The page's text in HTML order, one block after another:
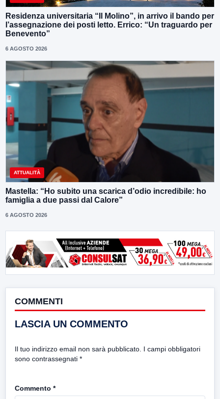
Residenza universitaria “Il Molino”, in arrivo il bando per
l’assegnazione dei posti letto. Errico: “Un traguardo per
Benevento”
6 AGOSTO 2026
ATTUALITÀ
Mastella: “Ho subito una scarica d’odio incredibile: ho
famiglia a due passi dal Calore”
6 AGOSTO 2026
COMMENTI
LASCIA UN COMMENTO
Il tuo indirizzo email non sarà pubblicato. I campi obbligatori
sono contrassegnati *
Commento *